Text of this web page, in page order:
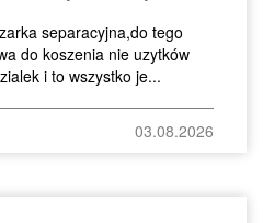
separacyjna,do tego
do koszenia nie uzytków
i to wszystko je...
03.08.2026